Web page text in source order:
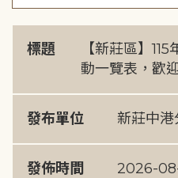
標題
【新莊區】
動一覽表，歡
發布單位 新莊中港
發佈時間 2026-